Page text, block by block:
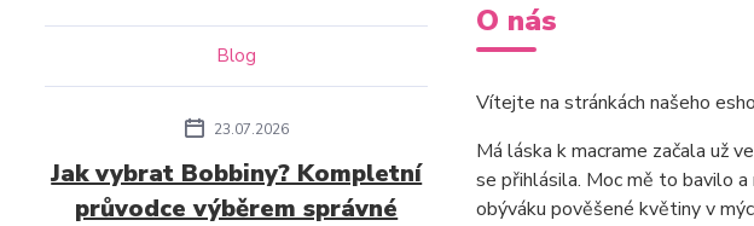
Blog
23.07.2026
Jak vybrat Bobbiny? Kompletní
průvodce výběrem správné
O nás
Vítejte na stránkách našeho
Má láska k macrame začala už
se přihlásila. Moc mě to bavilo
obýváku pověšené květiny v